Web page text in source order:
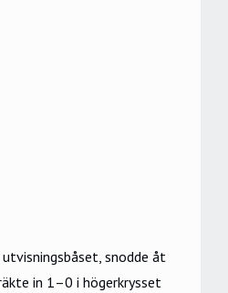
snodde åt
in 1–0 i högerkrysset